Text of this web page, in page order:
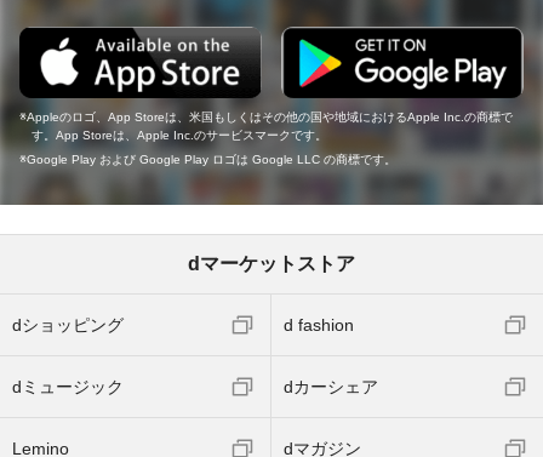
Appleのロゴ、App Storeは、米国もしくはその他の国や地域におけるApple Inc.の商標で
す。App Storeは、Apple Inc.のサービスマークです。
Google Play および Google Play ロゴは Google LLC の商標です。
dマーケットストア
dショッピング d fashion
dミュージック dカーシェア
Lemino dマガジン